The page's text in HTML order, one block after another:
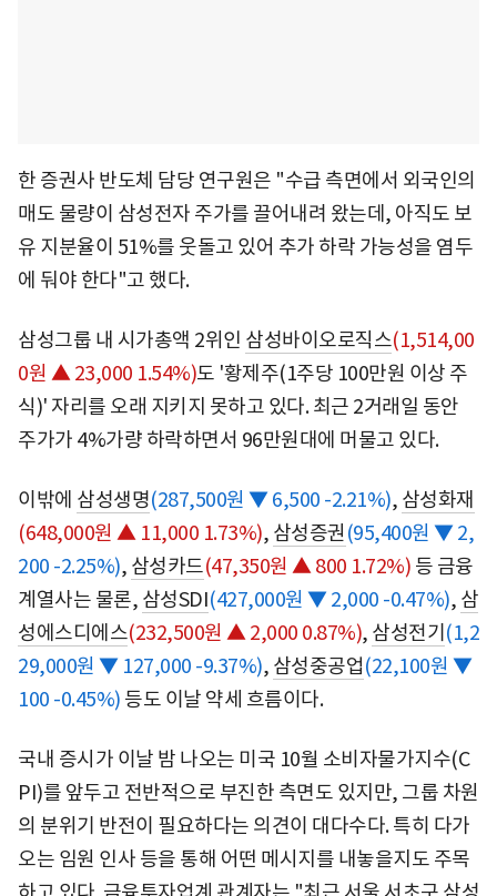
한 증권사 반도체 담당 연구원은 "수급 측면에서 외국인의
매도 물량이 삼성전자 주가를 끌어내려 왔는데, 아직도 보
유 지분율이 51%를 웃돌고 있어 추가 하락 가능성을 염두
에 둬야 한다"고 했다.
삼성그룹 내 시가총액 2위인 삼성바이오로직스(1,514,00
0원 ▲ 23,000 1.54%)도 '황제주(1주당 100만원 이상 주
식)' 자리를 오래 지키지 못하고 있다. 최근 2거래일 동안
주가가 4%가량 하락하면서 96만원대에 머물고 있다.
이밖에 삼성생명(287,500원 ▼ 6,500 -2.21%), 삼성화재
(648,000원 ▲ 11,000 1.73%), 삼성증권 (95,400원 ▼ 2,
200 -2.25%), 삼성카드(47,350원 ▲ 800 1.72%) 등 금융
계열사는 물론, 삼성SDI(427,000원 ▼ 2,000 -0.47%), 삼
성에스디에스(232,500원 ▲ 2,000 0.87%), 삼성전기(1,2
29,000원 ▼ 127,000 -9.37%), 삼성중공업(22,100원 ▼
100 -0.45%) 등도 이날 약세 흐름이다.
국내 증시가 이날 밤 나오는 미국 10월 소비자물가지수(C
PI)를 앞두고 전반적으로 부진한 측면도 있지만, 그룹 차원
의 분위기 반전이 필요하다는 의견이 대다수다. 특히 다가
오는 임원 인사 등을 통해 어떤 메시지를 내놓을지도 주목